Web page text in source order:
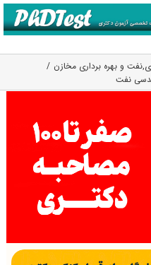
,نفت و بهره برداری مخازن
نفت